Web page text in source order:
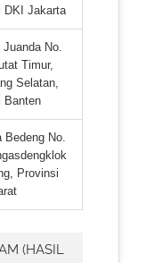
DKI Jakarta
No.
Timur,
Selatan,
Banten
No.
Provinsi
(HASIL